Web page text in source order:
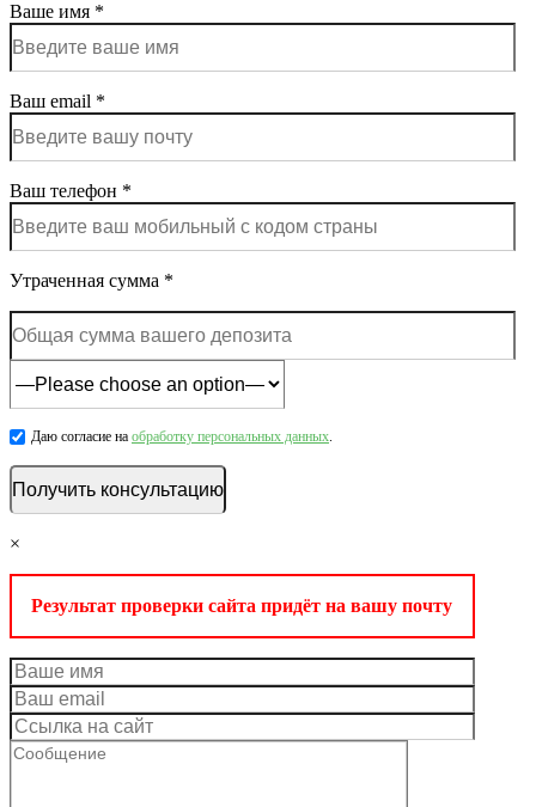
Ваше имя *
Ваш email *
Ваш телефон *
Утраченная сумма *
Даю согласие на обработку персональных данных.
×
Результат проверки сайта придёт на вашу почту